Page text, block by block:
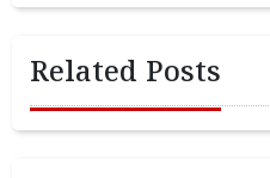
Related Posts